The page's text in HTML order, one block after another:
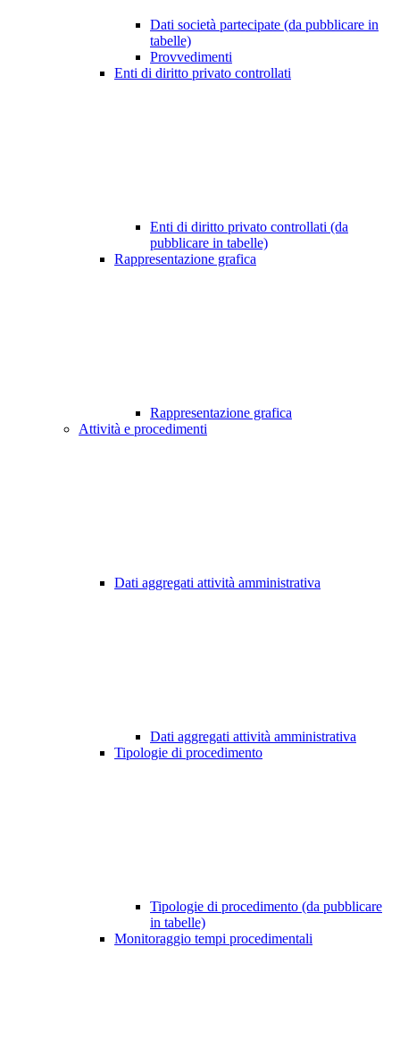
Dati società partecipate (da pubblicare in
tabelle)
Provvedimenti
Enti di diritto privato controllati
Enti di diritto privato controllati (da
pubblicare in tabelle)
Rappresentazione grafica
Rappresentazione grafica
Attività e procedimenti
Dati aggregati attività amministrativa
Dati aggregati attività amministrativa
Tipologie di procedimento
Tipologie di procedimento (da pubblicare
in tabelle)
Monitoraggio tempi procedimentali